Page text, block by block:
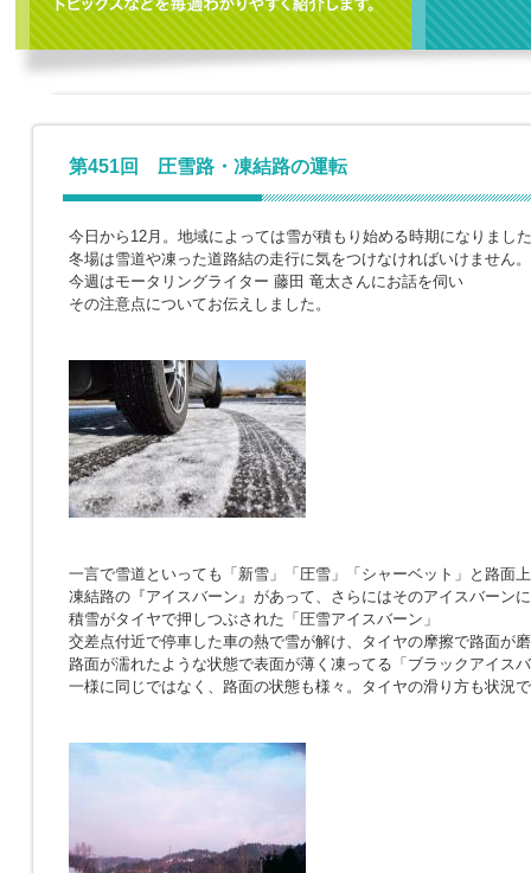
第451回 圧雪路・凍結路の運転
今日から12月。地域によっては雪が積もり始める時期になりまし
冬場は雪道や凍った道路結の走行に気をつけなければいけません。
今週はモータリングライター 藤田 竜太さんにお話を伺い
その注意点についてお伝えしました。
一言で雪道といっても「新雪」「圧雪」「シャーベット」と路面
凍結路の『アイスバーン』があって、さらにはそのアイスバーン
積雪がタイヤで押しつぶされた「圧雪アイスバーン」
交差点付近で停車した車の熱で雪が解け、タイヤの摩擦で路面が
路面が濡れたような状態で表面が薄く凍ってる「ブラックアイス
一様に同じではなく、路面の状態も様々。タイヤの滑り方も状況